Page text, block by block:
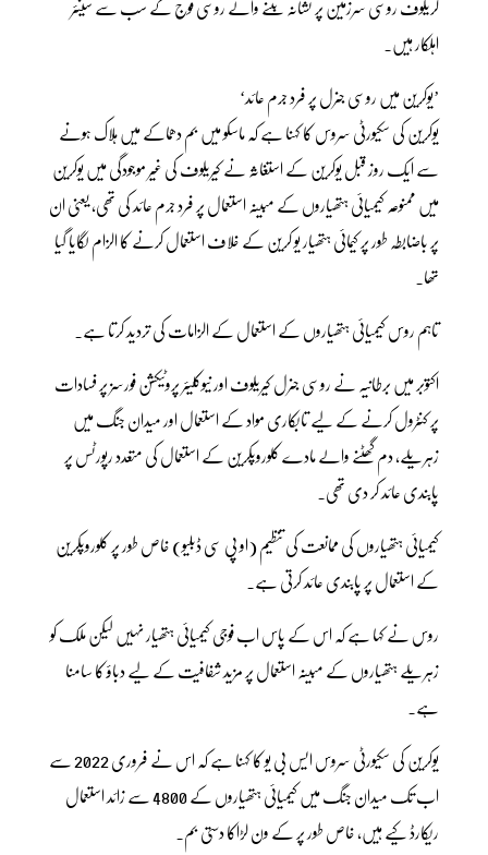
اہلکار ہیں۔
’یوکرین میں روسی جنرل پر فرد جرم عائد‘
یوکرین کی سکیورٹی سروس کا کہنا ہے کہ ماسکو میں بم دھماکے میں ہلاک ہونے
سے ایک روز قبل یوکرین کے استغاثہ نے کیریلوف کی غیر موجودگی میں یوکرین
میں ممنوعہ کیمیائی ہتھیاروں کے مبینہ استعمال پر فرد جرم عائد کی تھی، یعنی ان
پر باضابطہ طور پر کیمائی ہتھیار یو کرین کے خلاف استعمال کرنے کا الزام لگایا گیا
تھا۔
تاہم روس کیمیائی ہتھیاروں کے استعمال کے الزامات کی تردید کرتا ہے۔
اکتوبر میں برطانیہ نے روسی جنرل کیریلوف اور نیوکلیئر پروٹیکشن فورسز پر فسادات
پر کنٹرول کرنے کے لیے تابکاری مواد کے استعمال اور میدان جنگ میں
زہریلے، دم گھٹنے والے مادے کلوروپکرین کے استعمال کی متعدد رپورٹس پر
پابندی عائد کر دی تھی۔
کیمیائی ہتھیاروں کی ممانعت کی تنظیم (او پی سی ڈبلیو) خاص طور پر کلوروپکرین
کے استعمال پر پابندی عائد کرتی ہے۔
روس نے کہا ہے کہ اس کے پاس اب فوجی کیمیائی ہتھیار نہیں لیکن ملک کو
زہریلے ہتھیاروں کے مبینہ استعمال پر مزید شفافیت کے لیے دباؤ کا سامنا
ہے۔
یوکرین کی سکیورٹی سروس ایس بی یو کا کہنا ہے کہ اس نے فروری 2022 سے
اب تک میدان جنگ میں کیمیائی ہتھیاروں کے 4800 سے زائد استعمال
ریکارڈ کیے ہیں، خاص طور پر کے ون لڑاکا دستی بم۔